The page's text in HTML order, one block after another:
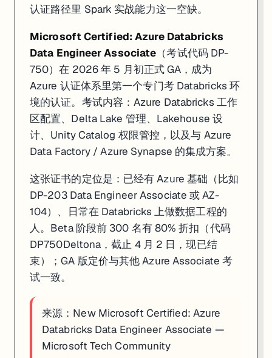
认证路径里 Spark 实战能力这一空缺。
Microsoft Certified: Azure Databricks
Data Engineer Associate （考试代码 DP-
750）在 2026 年 5 月初正式 GA，成为
Azure 认证体系里第一个专门考 Databricks 环
境的认证。考试内容：Azure Databricks 工作
区配置、Delta Lake 管理、Lakehouse 设
计、Unity Catalog 权限管控，以及与 Azure
Data Factory / Azure Synapse 的集成方案。
这张证书的定位是：已经有 Azure 基础（比如
DP-203 Data Engineer Associate 或 AZ-
104）、日常在 Databricks 上做数据工程的
人。Beta 阶段前 300 名有 80% 折扣（代码
DP750Deltona，截止 4 月 2 日，现已结
束）；GA 版定价与其他 Azure Associate 考
试一致。
来源： New Microsoft Certified: Azure
Databricks Data Engineer Associate —
Microsoft Tech Community